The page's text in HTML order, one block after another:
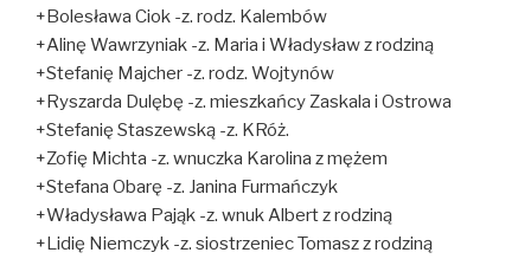
+Bolesława Ciok -z. rodz. Kalembów
+Alinę Wawrzyniak -z. Maria i Władysław z rodziną
+Stefanię Majcher -z. rodz. Wojtynów
+Ryszarda Dulębę -z. mieszkańcy Zaskala i Ostrowa
+Stefanię Staszewską -z. KRóż.
+Zofię Michta -z. wnuczka Karolina z mężem
+Stefana Obarę -z. Janina Furmańczyk
+Władysława Pająk -z. wnuk Albert z rodziną
+Lidię Niemczyk -z. siostrzeniec Tomasz z rodziną